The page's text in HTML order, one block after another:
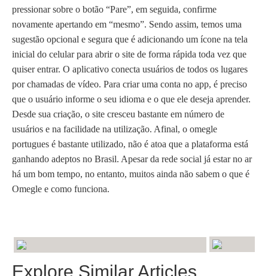
pressionar sobre o botão “Pare”, em seguida, confirme
novamente apertando em “mesmo”. Sendo assim, temos uma
sugestão opcional e segura que é adicionando um ícone na tela
inicial do celular para abrir o site de forma rápida toda vez que
quiser entrar. O aplicativo conecta usuários de todos os lugares
por chamadas de vídeo. Para criar uma conta no app, é preciso
que o usuário informe o seu idioma e o que ele deseja aprender.
Desde sua criação, o site cresceu bastante em número de
usuários e na facilidade na utilização. Afinal, o omegle
portugues é bastante utilizado, não é atoa que a plataforma está
ganhando adeptos no Brasil. Apesar da rede social já estar no ar
há um bom tempo, no entanto, muitos ainda não sabem o que é
Omegle e como funciona.
Explore Similar Articles